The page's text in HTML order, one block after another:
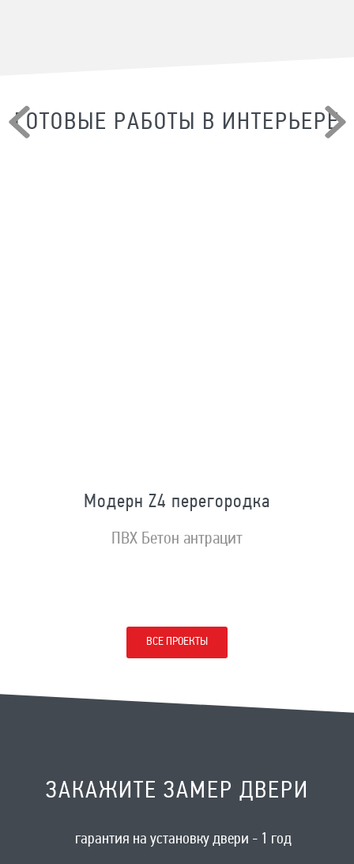
ГОТОВЫЕ РАБОТЫ В ИНТЕРЬЕРЕ
Модерн Z4 перегородка
ПВХ Бетон антрацит
ВСЕ ПРОЕКТЫ
ЗАКАЖИТЕ ЗАМЕР ДВЕРИ
гарантия на установку двери - 1 год